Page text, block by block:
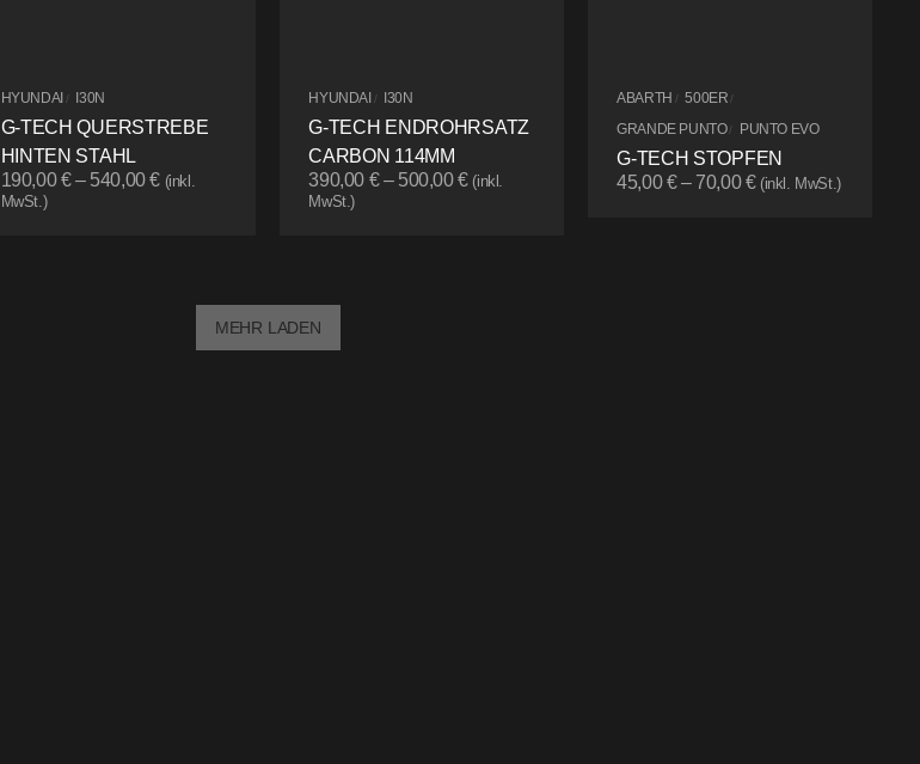
HYUNDAI / I30N
G-TECH QUERSTREBE
HINTEN STAHL
190,00€– 540,00€ (inkl.
MwSt.)
HYUNDAI / I30N
G-TECH ENDROHRSATZ
CARBON 114MM
390,00 €– 500,00€ (inkl.
MwSt.)
ABARTH / 500ER /
GRANDE PUNTO / PUNTO EVO
G-TECH STOPFEN
45,00€– 70,00€ (inkl. MwSt.)
MEHR LADEN